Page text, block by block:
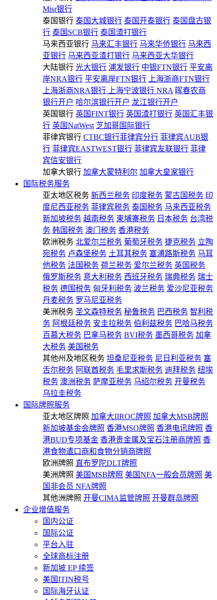
Misr银行
泰国银行 泰国大城银行 泰国开泰银行 泰国盘古银
行 泰国SCB银行 泰国渣打银行
马来西亚银行 马来汇丰银行 马来华侨银行 马来西
亚银行 马来西亚渣打银行 马来西亚大华银行
大陆银行 光大银行 浦发银行 中银FTN银行 平安离
岸NRA银行 平安离岸FTN银行
上海浙商FTN银行
上海浙商NRA银行
上海宁波银行 NRA 晖春农商
银行开户 哈尔滨银行开户 龙江银行开户
英国银行 英国FINT银行 英国渣打银行 英国汇丰银
行 英国NatWest 芝加哥国际银行
菲律宾银行 CTBC银行菲律宾分行 菲律宾AUB银
行 菲律宾EASTWEST银行 菲律宾友联银行 菲律
宾信安银行
加拿大银行 加拿大蒙特利尔 加拿大皇家银行
国际税务服务
亚太地区税务 新西兰税务 印度税务 蒙古国税务 印
度尼西亚税务 菲律宾税务 泰国税务 马来西亚税务
新加坡税务 越南税务 柬埔寨税务 日本税务 台湾税
务 韩国税务 澳门税务 香港税务
欧洲税务 北爱尔兰税务 葡萄牙税务 捷克税务 立陶
宛税务 卢森堡税务 土耳其税务 塞浦路斯税务 马耳
他税务 法国税务 荷兰税务 爱尔兰税务 英国税务
俄罗斯税务 意大利税务 西班牙税务 瑞典税务 瑞士
税务 德国税务 匈牙利税务 波兰税务 爱沙尼亚税务
丹麦税务 罗马尼亚税务
美洲税务 圣文森特税务 秘鲁税务 巴西税务 智利税
务 阿根廷税务 安圭拉税务 伯利兹税务 巴哈马税务
百慕大税务 巴拿马税务 BVI税务 墨西哥税务 加拿
大税务 美国税务
其他州及地区税务 坦桑尼亚税务 尼日利亚税务 塞
舌尔税务 阿联酋税务 毛里求斯税务 迪拜税务 纽埃
税务 澳洲税务 萨摩亚税务 马绍尔税务 开曼税务
乌拉圭税务
国际牌照服务
亚太地区牌照 加拿大IIROC牌照 加拿大MSB牌照
新加坡基金会牌照 香港MSO牌照 香港电讯牌照 香
港BUD专项基金 香港贵金属及宝石注册商牌照 香
港食物遣口商和食物分销商牌照
欧洲牌照 直布罗陀DLT牌照
美洲牌照 美国MSB牌照 美国NFA一般会员牌照 美
国非会员 NFA牌照
其他洲牌照 开曼CIMA监管牌照 开曼群岛牌照
企业增值服务
国内公证
国际公证
平台入驻
全球商标注册
新加坡 EP 续签
美国ITIN税号
国际海牙认证